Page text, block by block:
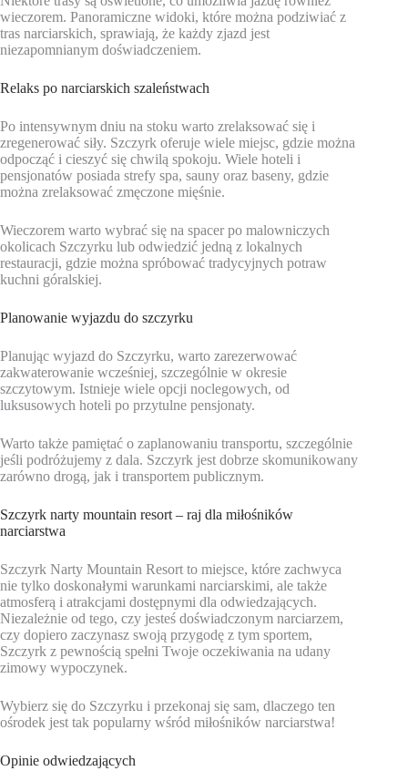
wieczorem. Panoramiczne widoki, które można podziwiać z
tras narciarskich, sprawiają, że każdy zjazd jest
niezapomnianym doświadczeniem.
Relaks po narciarskich szaleństwach
Po intensywnym dniu na stoku warto zrelaksować się i
zregenerować siły. Szczyrk oferuje wiele miejsc, gdzie można
odpocząć i cieszyć się chwilą spokoju. Wiele hoteli i
pensjonatów posiada strefy spa, sauny oraz baseny, gdzie
można zrelaksować zmęczone mięśnie.
Wieczorem warto wybrać się na spacer po malowniczych
okolicach Szczyrku lub odwiedzić jedną z lokalnych
restauracji, gdzie można spróbować tradycyjnych potraw
kuchni góralskiej.
Planowanie wyjazdu do szczyrku
Planując wyjazd do Szczyrku, warto zarezerwować
zakwaterowanie wcześniej, szczególnie w okresie
szczytowym. Istnieje wiele opcji noclegowych, od
luksusowych hoteli po przytulne pensjonaty.
Warto także pamiętać o zaplanowaniu transportu, szczególnie
jeśli podróżujemy z dala. Szczyrk jest dobrze skomunikowany
zarówno drogą, jak i transportem publicznym.
Szczyrk narty mountain resort – raj dla miłośników
narciarstwa
Szczyrk Narty Mountain Resort to miejsce, które zachwyca
nie tylko doskonałymi warunkami narciarskimi, ale także
atmosferą i atrakcjami dostępnymi dla odwiedzających.
Niezależnie od tego, czy jesteś doświadczonym narciarzem,
czy dopiero zaczynasz swoją przygodę z tym sportem,
Szczyrk z pewnością spełni Twoje oczekiwania na udany
zimowy wypoczynek.
Wybierz się do Szczyrku i przekonaj się sam, dlaczego ten
ośrodek jest tak popularny wśród miłośników narciarstwa!
Opinie odwiedzających